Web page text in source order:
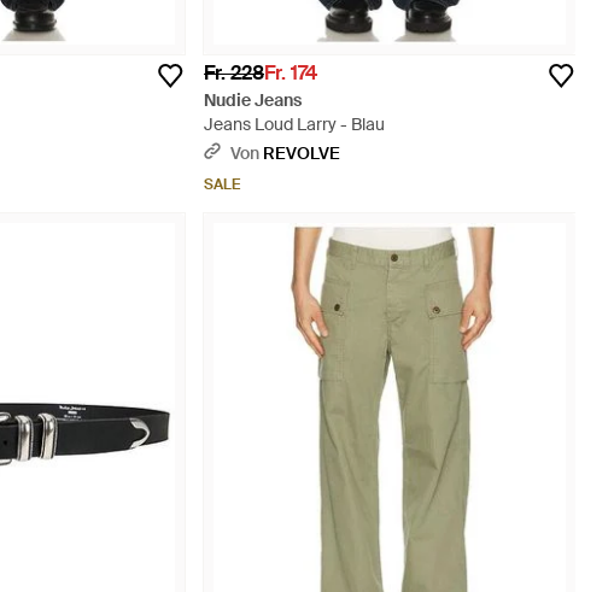
Fr. 228Fr. 174
Nudie Jeans
Jeans Loud Larry - Blau
Von REVOLVE
SALE